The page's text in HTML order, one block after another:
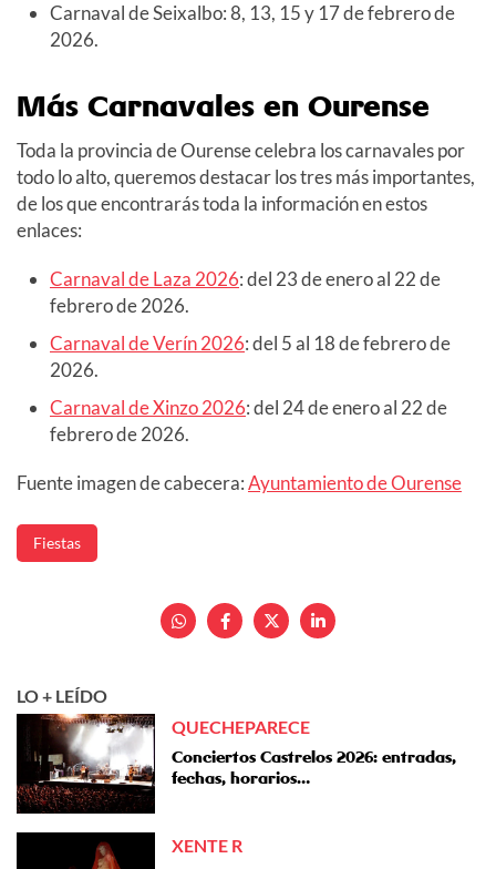
Carnaval de Seixalbo: 8, 13, 15 y 17 de febrero de
2026.
Más Carnavales en Ourense
Toda la provincia de Ourense celebra los carnavales por
todo lo alto, queremos destacar los tres más importantes,
de los que encontrarás toda la información en estos
enlaces:
Carnaval de Laza 2026: del 23 de enero al 22 de
febrero de 2026.
Carnaval de Verín 2026: del 5 al 18 de febrero de
2026.
Carnaval de Xinzo 2026: del 24 de enero al 22 de
febrero de 2026.
Fuente imagen de cabecera:Ayuntamiento de Ourense
Fiestas
LO + LEÍDO
QUECHEPARECE
Conciertos Castrelos 2026: entradas,
fechas, horarios…
XENTE R